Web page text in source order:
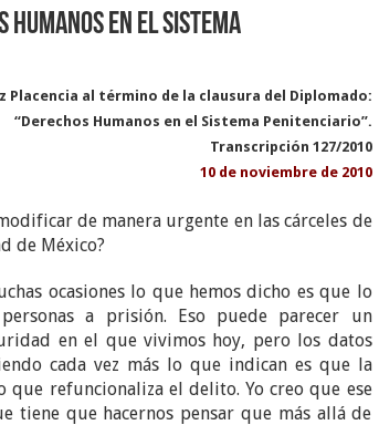
Humanos en el Sistema
Placencia al término de la clausura del Diplomado:
“Derechos Humanos en el Sistema Penitenciario”.
Transcripción 127/2010
10 de noviembre de 2010
de manera urgente en las cárceles de
de México?
ocasiones lo que hemos dicho es que lo
a prisión. Eso puede parecer un
en el que vivimos hoy, pero los datos
cada vez más lo que indican es que la
que refuncionaliza el delito. Yo creo que ese
tiene que hacernos pensar que más allá de